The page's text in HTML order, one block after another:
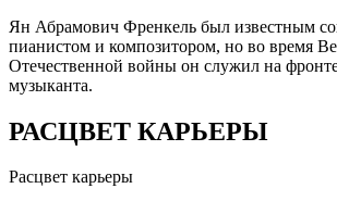
Ян Абрамович Френкель был известным
пианистом и композитором, но во время
Отечественной войны он служил на фронте
музыканта.
РАСЦВЕТ КАРЬЕРЫ
Расцвет карьеры